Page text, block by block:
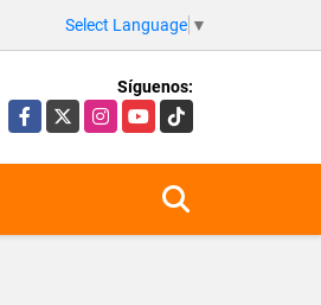
Select Language ▼
Síguenos:
Facebook
X InstagramYouTubeTikTok